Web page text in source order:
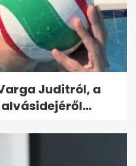
Juditról, a